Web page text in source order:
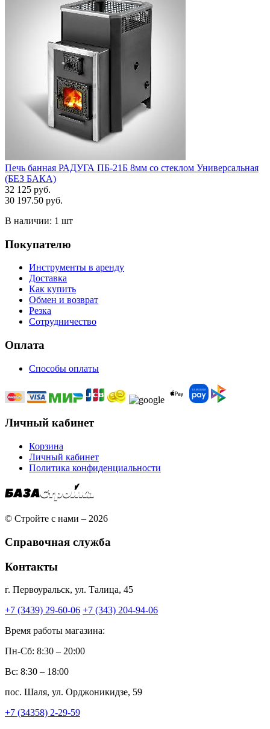
Печь банная РАДУГА ПБ-21Б 8мм со стеклом Универсальная
(БЕЗ БАКА)
32 125 руб.
30 197.50 руб.
В наличии: 1 шт
Покупателю
Инструменты в аренду
Доставка
Как купить
Обмен и возврат
Резка
Сотрудничество
Оплата
Способы оплаты
Личный кабинет
Корзина
Личный кабинет
Политика конфиденциальности
© Стройте с нами – 2026
Справочная служба
Контакты
г. Первоуральск, ул. Талица, 45
+7 (3439) 29-60-06 +7 (343) 204-94-06
Время работы магазина:
Пн-Сб: 8:30 – 20:00
Вс: 8:30 – 18:00
пос. Шаля, ул. Орджоникидзе, 59
+7 (34358) 2-29-59